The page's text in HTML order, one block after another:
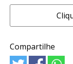
Compartilhe